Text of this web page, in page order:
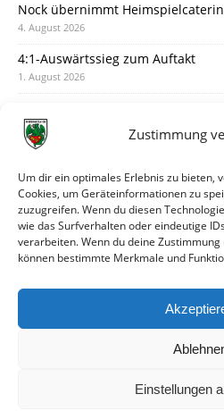
Zustimmung
Um dir ein optimales Erlebnis zu bieten,
Cookies, um Geräteinformationen zu
zuzugreifen. Wenn du diesen
wie das Surfverhalten oder eindeutige
verarbeiten. Wenn du deine
können bestimmte Merkmale und
Einstellungen
Nock übernimmt
4. August 2026
4:1-Auswärtssieg zum Auftakt
1. August 2026
31. Juli 2026
30. Juli 2026
Deine Spielminute: 89+1
28. Juli 2026
Neuer Rückensponsor
Neue Podcast-Folge: So tickt Björn!
27. Juli 2026